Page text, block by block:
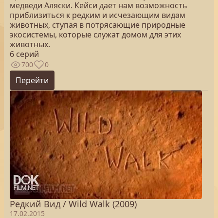
медведи Аляски. Кейси дает нам возможность
приблизиться к редким и исчезающим видам
животных, ступая в потрясающие природные
экосистемы, которые служат домом для этих
животных.
6 серий
700 0
Перейти
Редкий Вид / Wild Walk (2009)
17.02.2015